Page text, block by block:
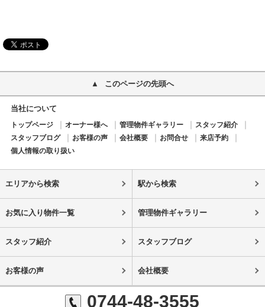
このページの先頭へ
当社について
トップページ オーナー様へ 管理物件ギャラリー
スタッフ紹介
スタッフブログ
お客様の声 会社概要 お問合せ
来店予約
個人情報の取り扱い
エリアから検索 駅から検索
お気に入り物件一覧 管理物件ギャラリー
スタッフ紹介 スタッフブログ
お客様の声 会社概要
0744-48-3555